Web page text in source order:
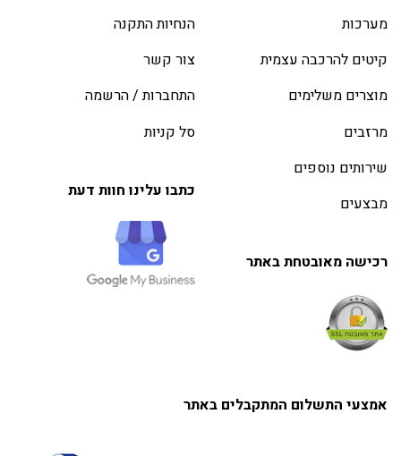
מערכות
קיטים להרכבה עצמית
מוצרים משלימים
מרזבים
שירותים נוספים
מבצעים
רכישה מאובטחת באתר
הנחיות התקנה
צור קשר
התחברות / הרשמה
סל קניות
כתבו עלינו חוות דעת
אמצעי התשלום המתקבלים באתר